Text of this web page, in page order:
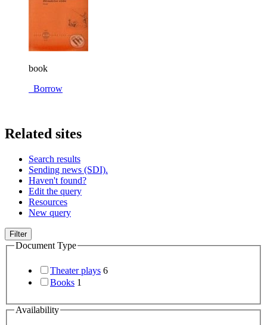
book
Borrow
Related sites
Search results
Sending news (SDI).
Haven't found?
Edit the query
Resources
New query
Filter
Document Type
Theater plays 6
Books 1
Availability